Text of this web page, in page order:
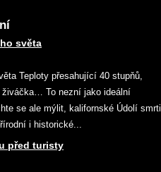
světa
Teploty přesahující 40 stupňů,
živáčka… To nezní jako ideální
se ale mýlit, kalifornské Údolí smrti
i historické...
před turisty